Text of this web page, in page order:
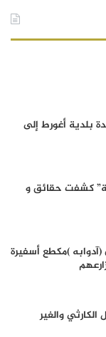
بلدية أغورط إلى
كشفت حقائق و
)مكطع أسفيرة
والغير